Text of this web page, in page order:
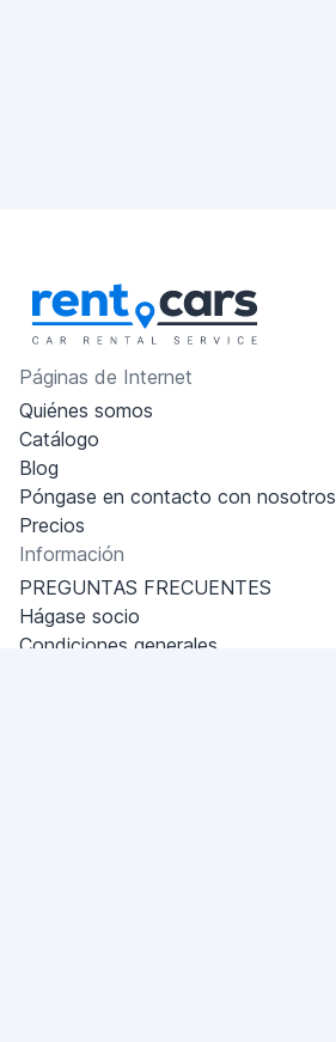
Páginas de Internet
Quiénes somos
Catálogo
Blog
Póngase en contacto con nosotros
Precios
Información
PREGUNTAS FRECUENTES
Hágase socio
Condiciones generales